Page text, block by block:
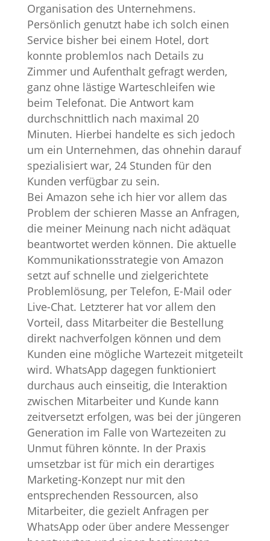
Organisation des Unternehmens.
Persönlich genutzt habe ich solch einen
Service bisher bei einem Hotel, dort
konnte problemlos nach Details zu
Zimmer und Aufenthalt gefragt werden,
ganz ohne lästige Warteschleifen wie
beim Telefonat. Die Antwort kam
durchschnittlich nach maximal 20
Minuten. Hierbei handelte es sich jedoch
um ein Unternehmen, das ohnehin darauf
spezialisiert war, 24 Stunden für den
Kunden verfügbar zu sein.
Bei Amazon sehe ich hier vor allem das
Problem der schieren Masse an Anfragen,
die meiner Meinung nach nicht adäquat
beantwortet werden können. Die aktuelle
Kommunikationsstrategie von Amazon
setzt auf schnelle und zielgerichtete
Problemlösung, per Telefon, E-Mail oder
Live-Chat. Letzterer hat vor allem den
Vorteil, dass Mitarbeiter die Bestellung
direkt nachverfolgen können und dem
Kunden eine mögliche Wartezeit mitgeteilt
wird. WhatsApp dagegen funktioniert
durchaus auch einseitig, die Interaktion
zwischen Mitarbeiter und Kunde kann
zeitversetzt erfolgen, was bei der jüngeren
Generation im Falle von Wartezeiten zu
Unmut führen könnte. In der Praxis
umsetzbar ist für mich ein derartiges
Marketing-Konzept nur mit den
entsprechenden Ressourcen, also
Mitarbeiter, die gezielt Anfragen per
WhatsApp oder über andere Messenger